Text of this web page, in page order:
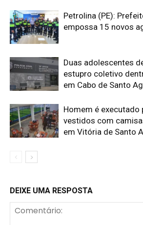
Petrolina (PE):
empossa 15 novos
Duas adolescentes
estupro coletivo
em Cabo de Santo
Homem é
vestidos com
em Vitória de Santo
DEIXE UMA RESPOSTA